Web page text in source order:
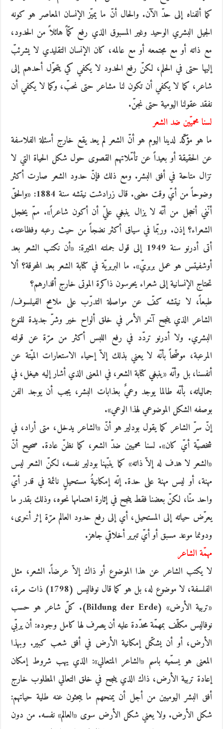
كما ألفناه إلى حدّ الآن. والحال أنّ ما يميّز الإنسان المعاصر هو كونه
الجيل البشري الوحيد وغير المسبوق الذي رفع كمّاً هائلاً من الحدود،
مع ذاته أو مع مجتمعه أو مع عالمه، كان الإنسان التقليدي لا يشرئبّ
إليها حتى في الحلم، لكنّ رفع الحدود لا يكفي كي يتحوّل أحدهم إلى
شاعر، كما لا يكفي أن تكون لنا مشاعر حتى نحبّ، وكما لا يكفي أن
نفقد عقولنا اليومية حتى نجنّ.
لسنا محميّين ضد الشعر
ما هو مؤكّد لدينا اليوم هو أنّ الشعر لم يعد يقع خارج أسئلة الفلاسفة
عن الحقيقة أو بعيداً عن تأمّلاتهم القصوى حول شكل الحياة التي لا
تزال متاحة في أفق البشر. ومع ذلك فإنّ حدود الشعر صارت أكثر
وضوحاً من أيّ وقت مضى. قال زرادشت نيتشه سنة 1884: «والحقّ
أنّني أخجل من أنّه لا يزال ينبغي عليّ أن أكون شاعراً». ممّ يخجل
الشعراء؟ إذن. وربّما في سياق أكثر نضجاً من حيث رعبه وفظاعته،
أتى أدرنو سنة 1949 إلى قول جملته المثيرة: «أن نكتب الشعر بعد
أوشفيتس هو عمل بربريّ». ما البربريّة في كتابة الشعر بعد المحرقة؟ ألا
تحتاج الإنسانية إلى شعراء يحرسون ذاكرة الموتى خارج أقدارهم؟
طبعاً، لا نيتشه كفّ عن مواصلة التدرّب على ملامح الفيلسوف/‏
الشاعر الذي ينجح آخر الأمر في خلق ألواح خير وشرّ جديدة للنوع
البشري. ولا أدرنو تردّد في رفع اللبس أكثر من مرّة عن قولته
المرعبة، موضّحاً بأنّه لا يعني بذلك إلاّ إحياء الاستعارات الميّتة عن
أنفسنا، بل وأنّه «ينبغي كتابة الشعر، في المعنى الذي أشار إليه هيغل، في
جمالياته، بأنّه طالما يوجد وعيٌ بعذابات البشر، يجب أن يوجد الفن
بوصفه الشكل الموضوعي لهذا الوعي».
إنّ سرّ الشاعر كما يقول بودلير هو أنّ «الشاعر يدخل، متى أراد، في
شخصيّة أيّ كان». لسنا محميين ضدّ الشعر، كما نظنّ عادة. صحيح أنّ
«الشعر لا هدف له إلاّ ذاته» كما ينبّهنا بودلير نفسه، لكنّ الشعر ليس
مهنة، أو ليس مهنة على حدة. إنّه إمكانيةُ مستحيلٍ نائمة في قدر أيّ
واحد منّا، لكنّ بعضنا فقط ينجح في إثارة اهتمامها نحوه، وذلك بقدر ما
يعرّض حياته إلى المستحيل، أي إلى رفع حدود العالم مرّة إثر أخرى،
ودونما موعد مسبق أو أيّ تبرير أخلاقي جاهز.
مهمّة الشاعر
لا يكتب الشاعر عن هذا الموضوع أو ذاك إلاّ عرضاً. الشعر، مثل
الفلسفة، لا موضوع له، بل هو كما قال نوفاليس (1798) ذات مرة،
«تربية الأرض» (‏Bildung der Erde)‬. ‬كلّ ‬شاعر ‬هو ‬حسب
‬نوفاليس ‬مكلّف ‬بمهمّة ‬محدّدة ‬عليه ‬أن ‬يصرف ‬لها ‬كامل ‬وجوده: ‬أن ‬يربّي
‬الأرض، ‬أو ‬أن ‬يشكّل ‬إمكانية ‬الأرض ‬في ‬أفق ‬شعب ‬كبير. ‬وبهذا
‬المعنى ‬هو ‬يسمّيه ‬باسم «‬الشاعر ‬المتعالي»‬: ‬الذي ‬يهب ‬شروط ‬إمكان
‬إعادة ‬تربية ‬الأرض، ‬ذاك ‬الذي ‬ينجح ‬في ‬خلق ‬التعالي ‬المطلوب ‬خارج
‬أفق ‬البشر ‬اليوميين ‬من ‬أجل ‬أن ‬يمنحهم ‬ما ‬يبحثون ‬عنه ‬طلية ‬حياتهم:
‬شكل ‬الأرض. ‬ولا ‬يعني ‬شكل ‬الأرض ‬سوى «‬العالم» ‬نفسه. ‬من ‬دون